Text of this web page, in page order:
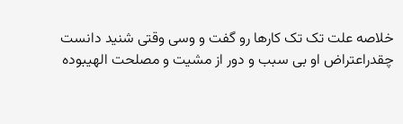
خلاصه علت تک تک کارها رو گفت و وسی وقتی شنید دانست
چقدراعتراض او بی سبب و دور از مشیت و مصلحت الهیبوده